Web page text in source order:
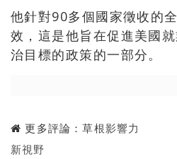
他針對90多個國家徵收的
效，這是他旨在促進美國
治目標的政策的一部分。
更多評論：草根影響力
新視野